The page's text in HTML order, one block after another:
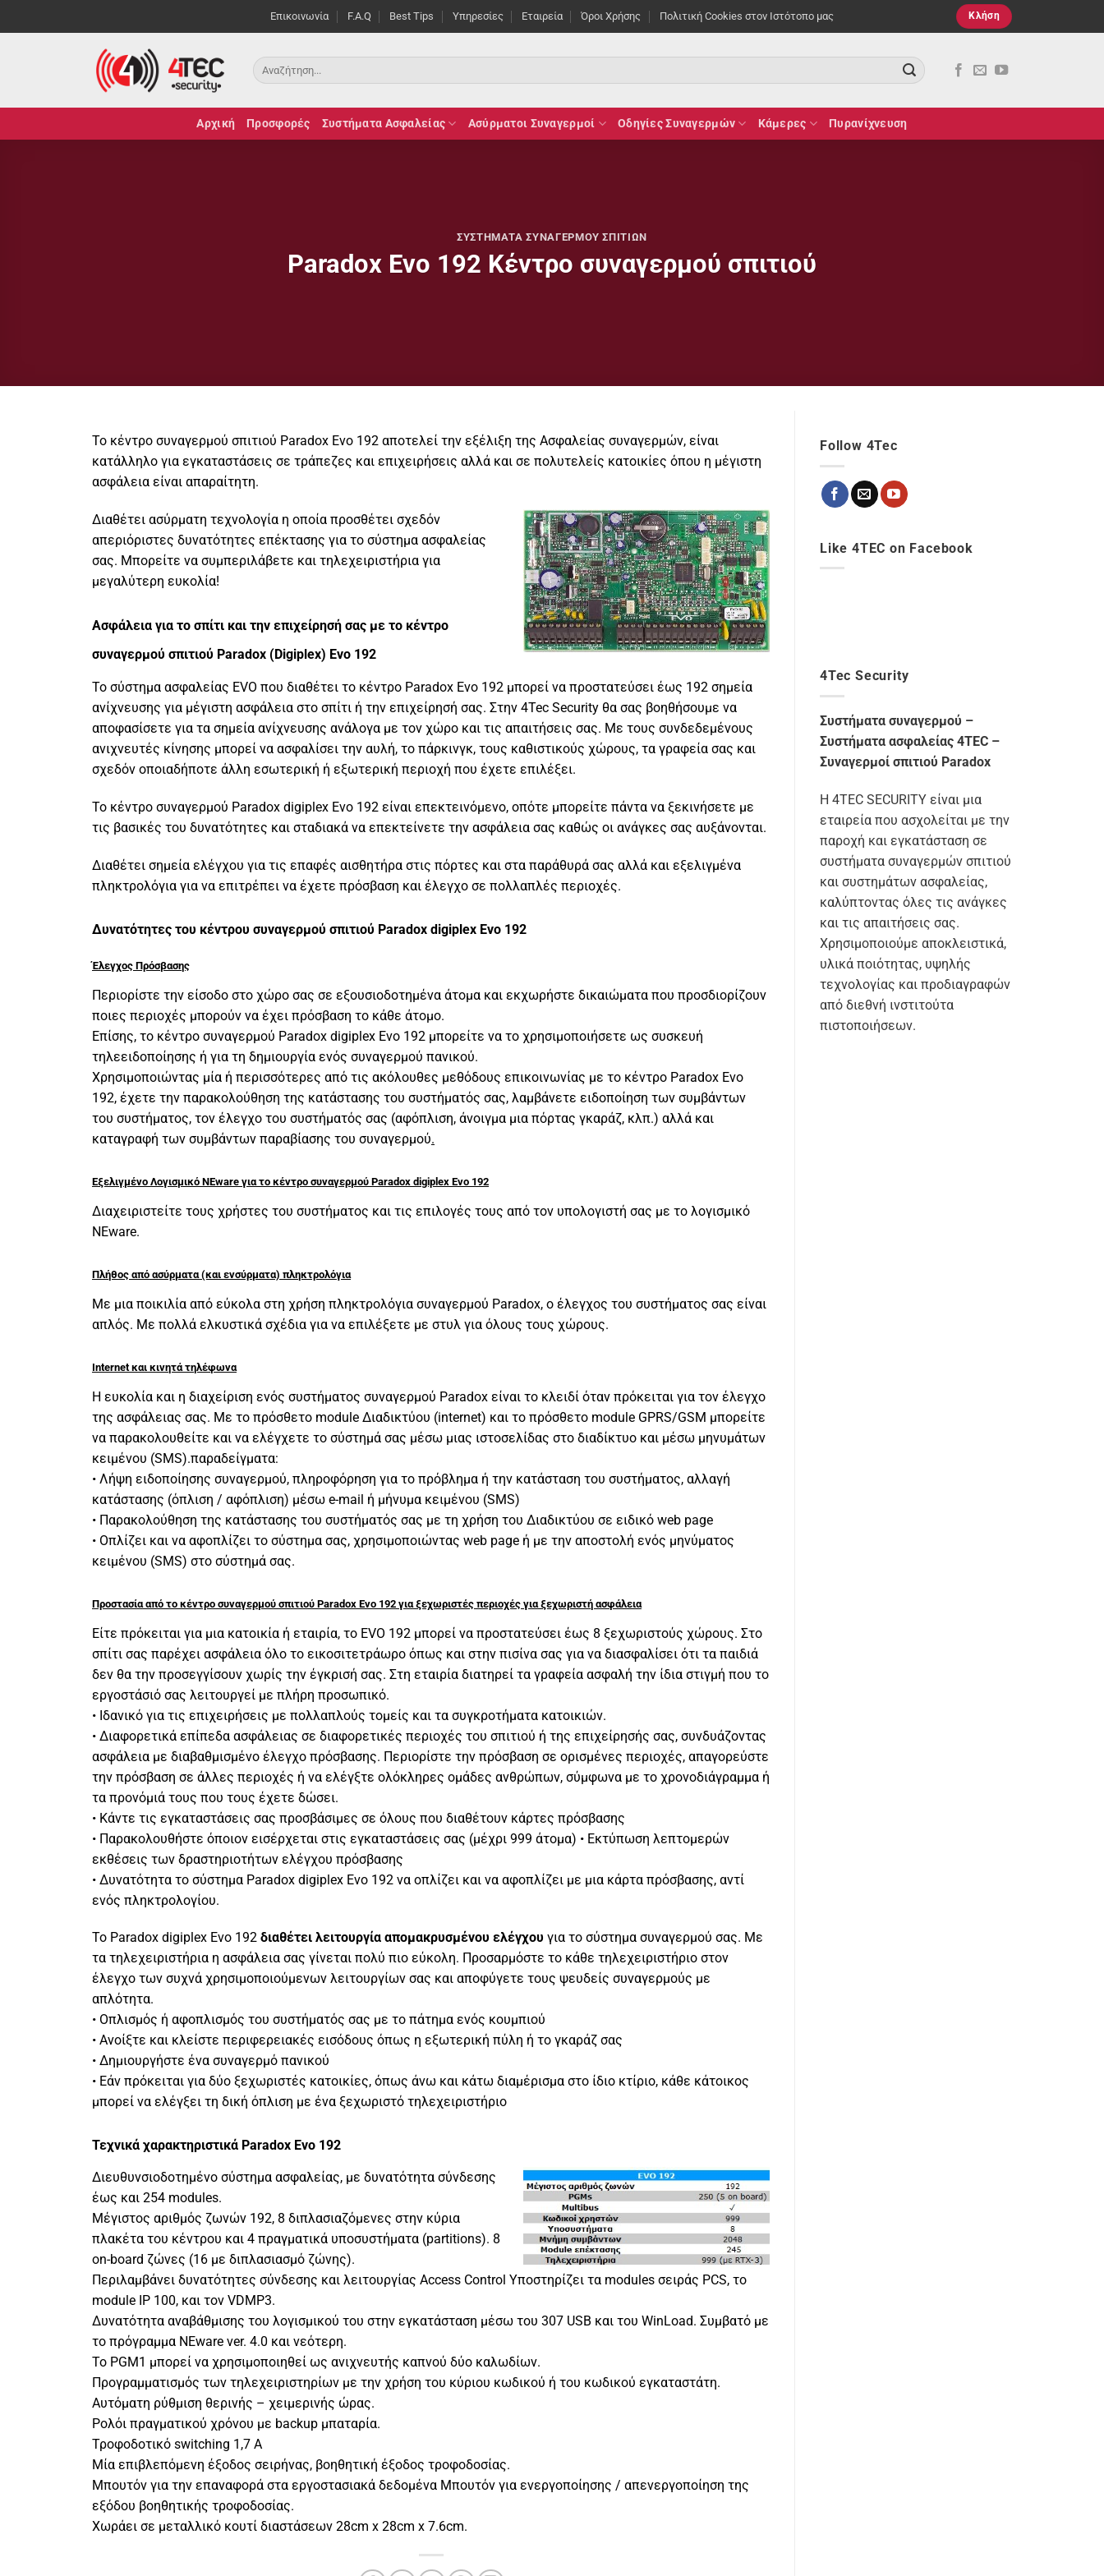
στο
Επικοινωνία F.A.Q Best Tips Υπηρεσίες Εταιρεία Όροι Χρήσης Πολιτική Cookies στον Ιστότοπο μας Κλήση
Αρχική Προσφορές Συστήματα Ασφαλείας Ασύρματοι Συναγερμοί Οδηγίες Συναγερμών Κάμερες Πυρανίχνευση
ΣΥΣΤΉΜΑΤΑ ΣΥΝΑΓΕΡΜΟΎ ΣΠΙΤΙΏΝ
Paradox Evo 192 Κέντρο συναγερμού σπιτιού
To κέντρο συναγερμού σπιτιού Paradox Evo 192 αποτελεί την εξέλιξη της Ασφαλείας συναγερμών, είναι
κατάλληλο για εγκαταστάσεις σε τράπεζες και επιχειρήσεις αλλά και σε πολυτελείς κατοικίες όπου η μέγιστη
ασφάλεια είναι απαραίτητη.
Διαθέτει ασύρματη τεχνολογία η οποία προσθέτει σχεδόν
απεριόριστες δυνατότητες επέκτασης για το σύστημα ασφαλείας
σας. Μπορείτε να συμπεριλάβετε και τηλεχειριστήρια για
μεγαλύτερη ευκολία!
Ασφάλεια για το σπίτι και την επιχείρησή σας με το κέντρο
συναγερμού σπιτιού Paradox (Digiplex) Evo 192
Το σύστημα ασφαλείας EVO που διαθέτει το κέντρο Paradox Evo 192 μπορεί να προστατεύσει έως 192 σημεία
ανίχνευσης για μέγιστη ασφάλεια στο σπίτι ή την επιχείρησή σας. Στην 4Tec Security θα σας βοηθήσουμε να
αποφασίσετε για τα σημεία ανίχνευσης ανάλογα με τον χώρο και τις απαιτήσεις σας. Με τους συνδεδεμένους
ανιχνευτές κίνησης μπορεί να ασφαλίσει την αυλή, το πάρκινγκ, τους καθιστικούς χώρους, τα γραφεία σας και
σχεδόν οποιαδήποτε άλλη εσωτερική ή εξωτερική περιοχή που έχετε επιλέξει.
Το κέντρο συναγερμού Paradox digiplex Evo 192 είναι επεκτεινόμενο, οπότε μπορείτε πάντα να ξεκινήσετε με
τις βασικές του δυνατότητες και σταδιακά να επεκτείνετε την ασφάλεια σας καθώς οι ανάγκες σας αυξάνονται.
Διαθέτει σημεία ελέγχου για τις επαφές αισθητήρα στις πόρτες και στα παράθυρά σας αλλά και εξελιγμένα
πληκτρολόγια για να επιτρέπει να έχετε πρόσβαση και έλεγχο σε πολλαπλές περιοχές.
Δυνατότητες του κέντρου συναγερμού σπιτιού Paradox digiplex Evo 192
Έλεγχος Πρόσβασης
Περιορίστε την είσοδο στο χώρο σας σε εξουσιοδοτημένα άτομα και εκχωρήστε δικαιώματα που προσδιορίζουν
ποιες περιοχές μπορούν να έχει πρόσβαση το κάθε άτομο.
Επίσης, το κέντρο συναγερμού Paradox digiplex Evo 192 μπορείτε να το χρησιμοποιήσετε ως συσκευή
τηλεειδοποίησης ή για τη δημιουργία ενός συναγερμού πανικού.
Χρησιμοποιώντας μία ή περισσότερες από τις ακόλουθες μεθόδους επικοινωνίας με το κέντρο Paradox Evo
192, έχετε την παρακολούθηση της κατάστασης του συστήματός σας, λαμβάνετε ειδοποίηση των συμβάντων
του συστήματος, τον έλεγχο του συστήματός σας (αφόπλιση, άνοιγμα μια πόρτας γκαράζ, κλπ.) αλλά και
καταγραφή των συμβάντων παραβίασης του συναγερμού.
Εξελιγμένο Λογισμικό NEware για το κέντρο συναγερμού Paradox digiplex Evo 192
Διαχειριστείτε τους χρήστες του συστήματος και τις επιλογές τους από τον υπολογιστή σας με το λογισμικό
NEware.
Πλήθος από ασύρματα (και ενσύρματα) πληκτρολόγια
Με μια ποικιλία από εύκολα στη χρήση πληκτρολόγια συναγερμού Paradox, o έλεγχος του συστήματος σας είναι
απλός. Με πολλά ελκυστικά σχέδια για να επιλέξετε με στυλ για όλους τους χώρους.
Internet και κινητά τηλέφωνα
Η ευκολία και η διαχείριση ενός συστήματος συναγερμού Paradox είναι το κλειδί όταν πρόκειται για τον έλεγχο
της ασφάλειας σας. Με τo πρόσθετο module Διαδικτύου (internet) και τo πρόσθετο module GPRS/GSM μπορείτε
να παρακολουθείτε και να ελέγχετε το σύστημά σας μέσω μιας ιστοσελίδας στο διαδίκτυο και μέσω μηνυμάτων
κειμένου (SMS).παραδείγματα:
• Λήψη ειδοποίησης συναγερμού, πληροφόρηση για το πρόβλημα ή την κατάσταση του συστήματος, αλλαγή
κατάστασης (όπλιση / αφόπλιση) μέσω e-mail ή μήνυμα κειμένου (SMS)
• Παρακολούθηση της κατάστασης του συστήματός σας με τη χρήση του Διαδικτύου σε ειδικό web page
• Οπλίζει και να αφοπλίζει το σύστημα σας, χρησιμοποιώντας web page ή με την αποστολή ενός μηνύματος
κειμένου (SMS) στο σύστημά σας.
Προστασία από το κέντρο συναγερμού σπιτιού Paradox Evo 192 για ξεχωριστές περιοχές για ξεχωριστή ασφάλεια
Είτε πρόκειται για μια κατοικία ή εταιρία, το EVO 192 μπορεί να προστατεύσει έως 8 ξεχωριστούς χώρους. Στο
σπίτι σας παρέχει ασφάλεια όλο το εικοσιτετράωρο όπως και στην πισίνα σας για να διασφαλίσει ότι τα παιδιά
δεν θα την προσεγγίσουν χωρίς την έγκρισή σας. Στη εταιρία διατηρεί τα γραφεία ασφαλή την ίδια στιγμή που το
εργοστάσιό σας λειτουργεί με πλήρη προσωπικό.
• Ιδανικό για τις επιχειρήσεις με πολλαπλούς τομείς και τα συγκροτήματα κατοικιών.
• Διαφορετικά επίπεδα ασφάλειας σε διαφορετικές περιοχές του σπιτιού ή της επιχείρησής σας, συνδυάζοντας
ασφάλεια με διαβαθμισμένο έλεγχο πρόσβασης. Περιορίστε την πρόσβαση σε ορισμένες περιοχές, απαγορεύστε
την πρόσβαση σε άλλες περιοχές ή να ελέγξτε ολόκληρες ομάδες ανθρώπων, σύμφωνα με το χρονοδιάγραμμα ή
τα προνόμιά τους που τους έχετε δώσει.
• Κάντε τις εγκαταστάσεις σας προσβάσιμες σε όλους που διαθέτουν κάρτες πρόσβασης
• Παρακολουθήστε όποιον εισέρχεται στις εγκαταστάσεις σας (μέχρι 999 άτομα) • Εκτύπωση λεπτομερών
εκθέσεις των δραστηριοτήτων ελέγχου πρόσβασης
• Δυνατότητα το σύστημα Paradox digiplex Evo 192 να οπλίζει και να αφοπλίζει με μια κάρτα πρόσβασης, αντί
ενός πληκτρολογίου.
Το Paradox digiplex Evo 192 διαθέτει λειτουργία απομακρυσμένου ελέγχου για το σύστημα συναγερμού σας. Με
τα τηλεχειριστήρια η ασφάλεια σας γίνεται πολύ πιο εύκολη. Προσαρμόστε το κάθε τηλεχειριστήριο στον
έλεγχο των συχνά χρησιμοποιούμενων λειτουργίων σας και αποφύγετε τους ψευδείς συναγερμούς με
απλότητα.
• Οπλισμός ή αφοπλισμός του συστήματός σας με το πάτημα ενός κουμπιού
• Ανοίξτε και κλείστε περιφερειακές εισόδους όπως η εξωτερική πύλη ή το γκαράζ σας
• Δημιουργήστε ένα συναγερμό πανικού
• Εάν πρόκειται για δύο ξεχωριστές κατοικίες, όπως άνω και κάτω διαμέρισμα στο ίδιο κτίριο, κάθε κάτοικος
μπορεί να ελέγξει τη δική όπλιση με ένα ξεχωριστό τηλεχειριστήριο
Τεχνικά χαρακτηριστικά Paradox Evo 192
Διευθυνσιοδοτημένο σύστημα ασφαλείας, με δυνατότητα σύνδεσης
έως και 254 modules.
Μέγιστος αριθμός ζωνών 192, 8 διπλασιαζόμενες στην κύρια
πλακέτα του κέντρου και 4 πραγματικά υποσυστήματα (partitions). 8
on-board ζώνες (16 με διπλασιασμό ζώνης).
Περιλαμβάνει δυνατότητες σύνδεσης και λειτουργίας Access Control Υποστηρίζει τα modules σειράς PCS, το
module ΙΡ 100, και τον VDMP3.
Δυνατότητα αναβάθμισης του λογισμικού του στην εγκατάσταση μέσω του 307 USB και του WinLoad. Συμβατό με
το πρόγραμμα NΕware ver. 4.0 και νεότερη.
Το PGM1 μπορεί να χρησιμοποιηθεί ως ανιχνευτής καπνού δύο καλωδίων.
Προγραμματισμός των τηλεχειριστηρίων με την χρήση του κύριου κωδικού ή του κωδικού εγκαταστάτη.
Αυτόματη ρύθμιση θερινής – χειμερινής ώρας.
Ρολόι πραγματικού χρόνου με backup μπαταρία.
Τροφοδοτικό switching 1,7 Α
Μία επιβλεπόμενη έξοδος σειρήνας, βοηθητική έξοδος τροφοδοσίας.
Μπουτόν για την επαναφορά στα εργοστασιακά δεδομένα Μπουτόν για ενεργοποίησης / απενεργοποίηση της
εξόδου βοηθητικής τροφοδοσίας.
Χωράει σε μεταλλικό κουτί διαστάσεων 28cm x 28cm x 7.6cm.
Follow 4Tec
Like 4TEC on Facebook
4Tec Security
Συστήματα συναγερμού –
Συστήματα ασφαλείας 4TEC –
Συναγερμοί σπιτιού Paradox
Η 4TEC SECURITY είναι μια
εταιρεία που ασχολείται με την
παροχή και εγκατάσταση σε
συστήματα συναγερμών σπιτιού
και συστημάτων ασφαλείας,
καλύπτοντας όλες τις ανάγκες
και τις απαιτήσεις σας.
Χρησιμοποιούμε αποκλειστικά,
υλικά ποιότητας, υψηλής
τεχνολογίας και προδιαγραφών
από διεθνή ινστιτούτα
πιστοποιήσεων.